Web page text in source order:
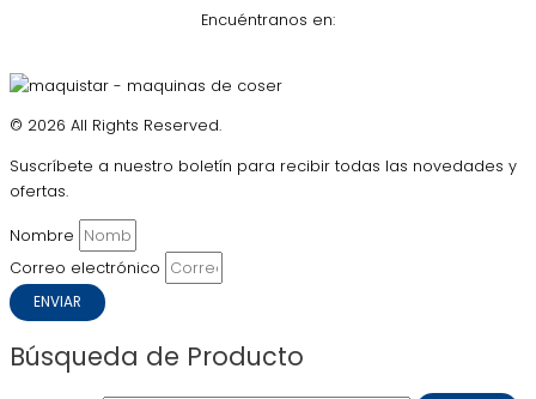
Encuéntranos en:
© 2026 All Rights Reserved.
Suscríbete a nuestro boletín para recibir todas las novedades y
ofertas.
Nombre
Correo electrónico
ENVIAR
Búsqueda de Producto